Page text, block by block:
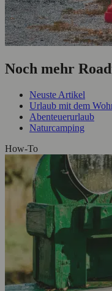
Noch mehr
Neuste Artikel
Urlaub mit dem
Abenteuerurlaub
Naturcamping
How-To